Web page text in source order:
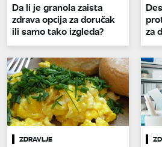
Da li je granola zaista
zdrava opcija za doručak
ili samo tako izgleda?
za
ZDRAVLJE